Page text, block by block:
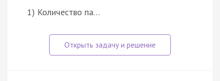
1) Количество па…